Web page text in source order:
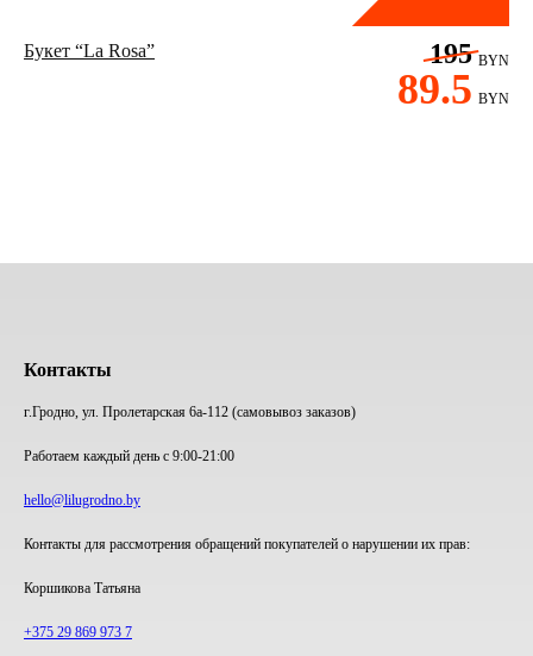
Букет “La Rosa” 195 BYN
89.5 BYN
Контакты
г.Гродно, ул. Пролетарская 6а-112 (самовывоз заказов)
Работаем каждый день с 9:00-21:00
hello@lilugrodno.by
Контакты для рассмотрения обращений покупателей о нарушении их прав:
Коршикова Татьяна
+375 29 869 973 7